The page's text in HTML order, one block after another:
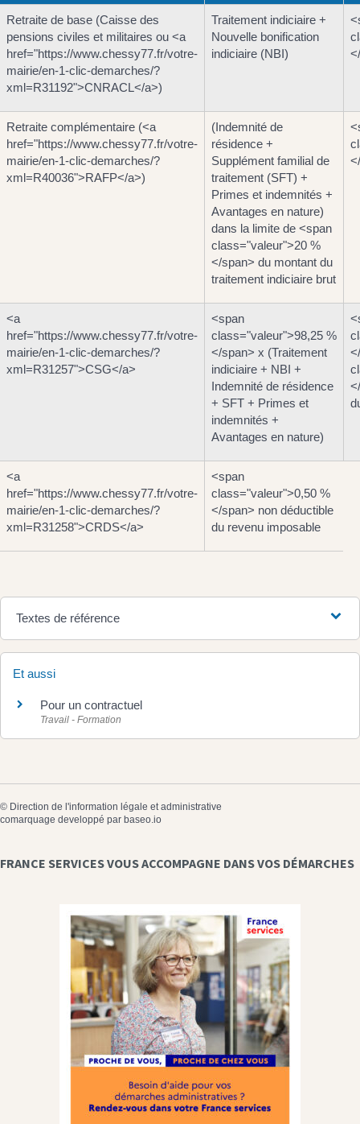
Retraite de base (Caisse des
pensions civiles et militaires ou <a
href="https://www.chessy77.fr/votre-
mairie/en-1-clic-demarches/?
xml=R31192">CNRACL</a>)
Traitement indiciaire +
Nouvelle bonification
indiciaire (NBI)
Retraite complémentaire (<a
href="https://www.chessy77.fr/votre-
mairie/en-1-clic-demarches/?
xml=R40036">RAFP</a>)
(Indemnité de
résidence +
Supplément familial de
traitement (SFT) +
Primes et indemnités +
Avantages en nature)
dans la limite de <span
class="valeur">20 %
</span> du montant du
traitement indiciaire brut
<a
href="https://www.chessy77.fr/votre-
mairie/en-1-clic-demarches/?
xml=R31257">CSG</a>
<span
class="valeur">98,25 %
</span> x (Traitement
indiciaire + NBI +
Indemnité de résidence
+ SFT + Primes et
indemnités +
Avantages en nature)
<a
href="https://www.chessy77.fr/votre-
mairie/en-1-clic-demarches/?
xml=R31258">CRDS</a>
<span
class="valeur">0,50 %
</span> non déductible
du revenu imposable
Textes de référence
Et aussi
Pour un contractuel
Travail - Formation
© Direction de l'information légale et administrative
comarquage developpé par baseo.io
FRANCE SERVICES VOUS ACCOMPAGNE DANS VOS DÉMARCHES